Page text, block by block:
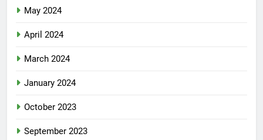
May 2024
April 2024
March 2024
January 2024
October 2023
September 2023